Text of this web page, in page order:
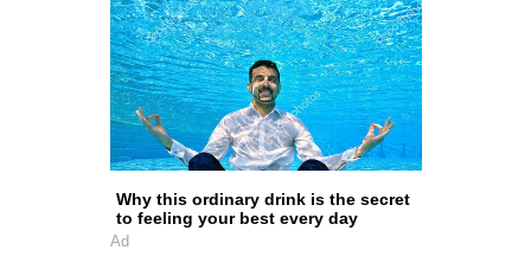
Why this ordinary drink is the secret
to feeling your best every day
Ad